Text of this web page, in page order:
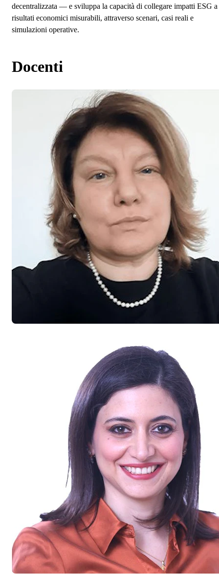
decentralizzata — e sviluppa la capacità di collegare impatti ESG a
risultati economici misurabili, attraverso scenari, casi reali e
simulazioni operative.
Docenti